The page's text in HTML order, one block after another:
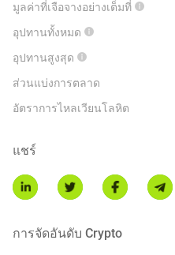
มูลค่าที่เจือจางอย่างเต็มที่
อุปทานทั้งหมด
อุปทานสูงสุด
ส่วนแบ่งการตลาด
อัตราการไหลเวียนโลหิต
แชร์
การจัดอันดับ Crypto